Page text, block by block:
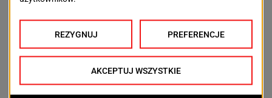
odnowienie konserwatorskie
ogrodzenia, schodów, ścieżek i
alejek – dodał Tomasz Klek.